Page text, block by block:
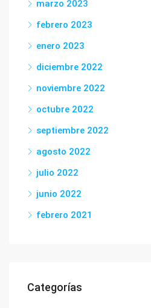
marzo 2023
febrero 2023
enero 2023
diciembre 2022
noviembre 2022
octubre 2022
septiembre 2022
agosto 2022
julio 2022
junio 2022
febrero 2021
Categorías